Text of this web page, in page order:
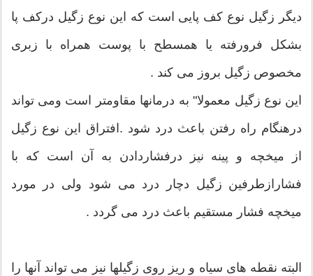
دیگر زگیل نوع کف پایی است که این نوع زگیل درکف پا
بشکل فرورفته یا همسطح با پوست همراه با زبری
مخصوص زگیل بروز می کند .
این نوع زگیل معمولا" به درمانها مقاومتر است ومی تواند
درهنگام راه رفتن باعث درد شود .افتراق این نوع زگیل
از میخچه و پینه نیز درفشاردادن به آن است که با
فشارازطرفین زگیل دچار درد می شود ولی در مورد
میخچه فشار مستقیم باعث درد می گردد .
البته نقطه های سیاه و ریز روی زگیلها نیز می تواند آنها را